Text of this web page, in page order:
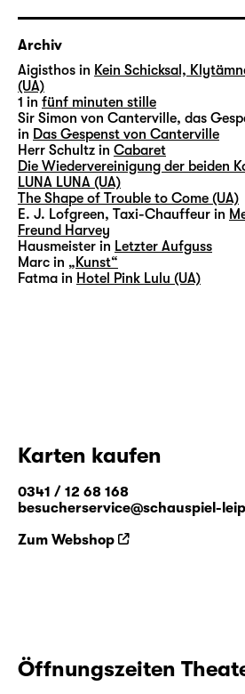
Archiv
Aigisthos in Kein Schicksal,
(UA)
1 in fünf minuten stille
Sir Simon von Canterville, das
in Das Gespenst von Canterville
Herr Schultz in Cabaret
Die Wiedervereinigung der beiden
LUNA LUNA (UA)
The Shape of Trouble to Come (UA)
E. J. Lofgreen, Taxi-Chauffeur in
Freund Harvey
Hausmeister in Letzter Aufguss
Marc in „Kunst“
Fatma in Hotel Pink Lulu (UA)
Karten kaufen
0341 / 12 68 168
besucherservice@schauspiel-
Zum Webshop
Öffnungszeiten